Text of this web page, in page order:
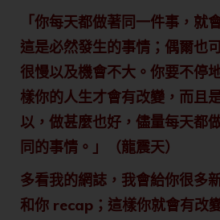
「你每天都做著同一件事，就
這是必然發生的事情；偶爾也
很慢以及機會不大。你要不停
樣你的人生才會有改變，而且
以，做甚麼也好，儘量每天都
同的事情。」（龍震天）
多看我的網誌，我會給你很多
和你 recap；這樣你就會有改